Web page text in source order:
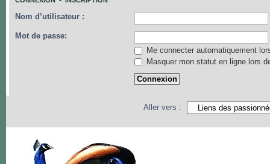
Nom d’utilisateur :
Mot de passe:
Me connecter automatiquement
Masquer mon statut en ligne lors
Aller vers :